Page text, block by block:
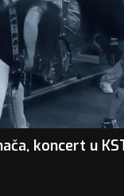
koncert u